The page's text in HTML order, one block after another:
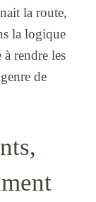
la route,
la logique
rendre les
de